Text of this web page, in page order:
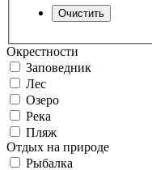
Окрестности
Заповедник
Лес
Озеро
Река
Пляж
Отдых на природе
Рыбалка